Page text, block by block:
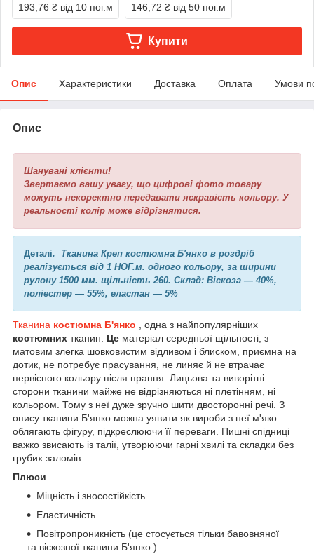
193,76 ₴ від 10 пог.м 146,72 ₴ від 50 пог.м
Купити
Опис Характеристики Доставка Оплата Умови
Опис
Шанувані клієнти!
Звертаємо вашу увагу, що цифрові фото товару
можуть некоректно передавати яскравість кольору. У
реальності колір може відрізнятися.
Деталі.
Тканина Креп костюмна Б'янко в роздріб
реалізується від 1 НОГ.м. одного кольору, за ширини
рулону 1500 мм. щільність 260. Склад: Віскоза — 40%,
поліестер — 55%, еластан — 5%
Тканина костюмна Б'янко
, одна з найпопулярніших
костюмних тканин. Це матеріал середньої щільності, з
матовим злегка шовковистим відливом і блиском, приємна на
дотик, не потребує прасування, не линяє й не втрачає
первісного кольору після прання. Лицьова та виворітні
сторони тканини майже не відрізняються ні плетінням, ні
кольором. Тому з неї дуже зручно шити двосторонні речі. З
опису тканини Б'янко можна уявити як вироби з неї м'яко
облягають фігуру, підкреслюючи її переваги. Пишні спідниці
важко звисають із талії, утворюючи гарні хвилі та складки без
грубих заломів.
Плюси
Міцність і зносостійкість.
Еластичність.
Повітропроникність (це стосується тільки бавовняної
та віскозної тканини Б'янко ).